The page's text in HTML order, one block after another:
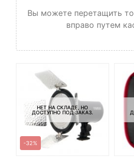
Вы можете перетащить
вправо путем
НЕТ НА СКЛАДЕ, НО
ДОСТУПНО ПОД ЗАКАЗ.
-32%